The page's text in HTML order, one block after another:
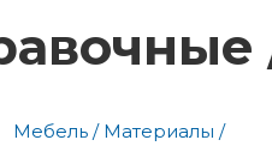
Мебель / Материалы /